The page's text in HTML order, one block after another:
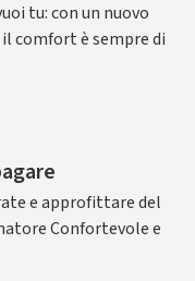
tu: con un nuovo
comfort è sempre di
e approfittare del
Confortevole e